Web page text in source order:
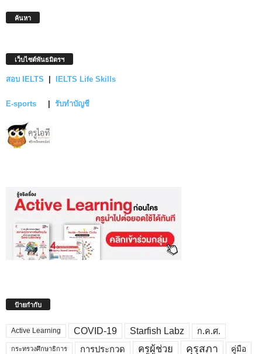
ค้นหา
เว็บไซต์พันธมิตรฯ
สอบ IELTS IELTS Life Skills
E-sports รับทำบัญชี
ป้ายกำกับ
Active Learning COVID-19 Starfish Labz ก.ค.ศ.
กระทรวงศึกษาธิการ การประกวด ครูผู้ช่วย คุรุสภา คู่มือ